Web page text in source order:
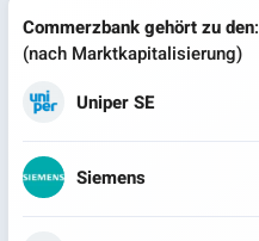
Commerzbank gehört zu den
(nach Marktkapitalisierung)
Uniper SE
Siemens